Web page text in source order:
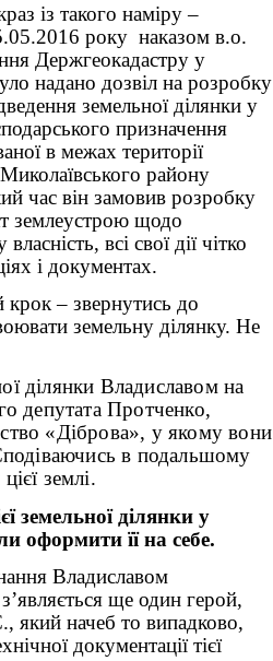
із такого наміру –
року наказом в.о.
Держгеокадастру у
надано дозвіл на розробку
земельної ділянки у
призначення
в межах території
Миколаївського району
час він замовив розробку
землеустрою щодо
всі свої дії чітко
і документах.
крок – звернутись до
земельну ділянку. Не
ділянки Владиславом на
депутата Протченко,
«Діброва», у якому вони
в подальшому
землі.
земельної ділянки у
оформити її на себе.
Владиславом
ще один герой,
який начеб то випадково,
документації тієї